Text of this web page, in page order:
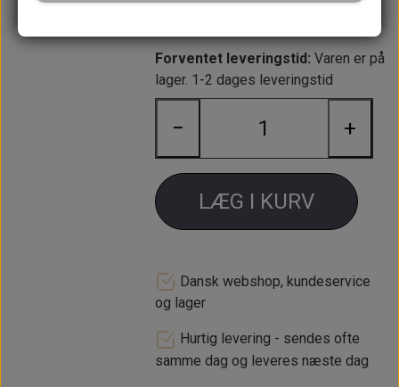
med 9 tænder til "Mini" startkransen.
Forventet leveringstid: Varen er på
lager. 1-2 dages leveringstid
− +
LÆG I KURV
Dansk webshop, kundeservice
og lager
Hurtig levering - sendes ofte
samme dag og leveres næste dag